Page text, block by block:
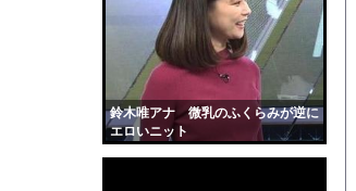
鈴木唯アナ 微乳のふくらみが逆に
エロいニット